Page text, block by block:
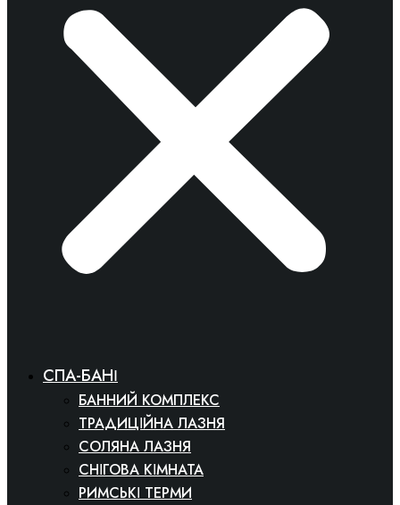
СПА-БАНІ
БАННИЙ КОМПЛЕКС
ТРАДИЦІЙНА ЛАЗНЯ
СОЛЯНА ЛАЗНЯ
СНІГОВА КІМНАТА
РИМСЬКІ ТЕРМИ